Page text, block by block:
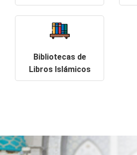
Bibliotecas de
Libros Islámicos